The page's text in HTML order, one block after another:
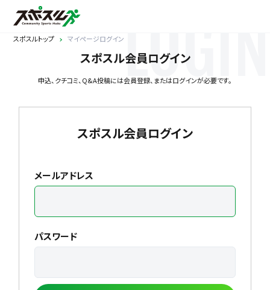
スポスルトップ マイページログイン
スポスル会員ログイン
申込、クチコミ、Q&A投稿には会員登録、またはログインが必要です。
LOGIN
スポスル会員ログイン
メールアドレス
パスワード